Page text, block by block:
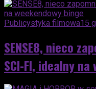
Publicystyka filmowa15
SENSE8, nieco
SCI-FI, idealny